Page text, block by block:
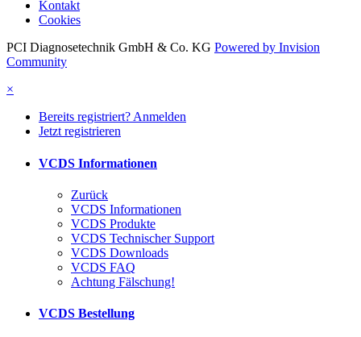
Kontakt
Cookies
PCI Diagnosetechnik GmbH & Co. KG Powered by Invision
Community
×
Bereits registriert? Anmelden
Jetzt registrieren
VCDS Informationen
Zurück
VCDS Informationen
VCDS Produkte
VCDS Technischer Support
VCDS Downloads
VCDS FAQ
Achtung Fälschung!
VCDS Bestellung